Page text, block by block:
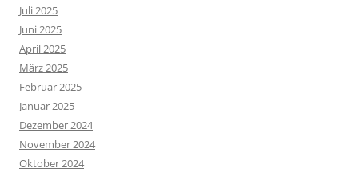
Juli 2025
Juni 2025
April 2025
März 2025
Februar 2025
Januar 2025
Dezember 2024
November 2024
Oktober 2024